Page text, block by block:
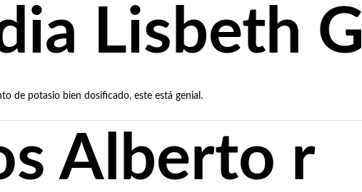
Lisbeth G
de potasio bien dosificado, este está genial.
Alberto r